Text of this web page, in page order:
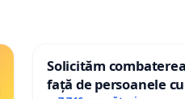
Solicităm
față de persoanele